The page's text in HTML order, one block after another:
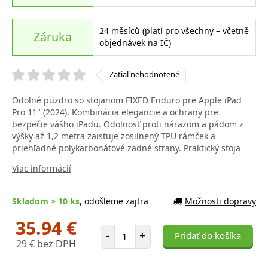
Záruka
24 měsíců (platí pro všechny – včetně
objednávek na IČ)
Zatiaľ nehodnotené
Odolné puzdro so stojanom FIXED Enduro pre Apple iPad
Pro 11" (2024). Kombinácia elegancie a ochrany pre
bezpečie vášho iPadu. Odolnosť proti nárazom a pádom z
výšky až 1,2 metra zaisťuje zosilnený TPU rámček a
priehľadné polykarbonátové zadné strany. Praktický stoja
Viac informácií
Skladom > 10 ks, odošleme zajtra Možnosti dopravy
35.94 €
29 € bez DPH
- Počet položiek
+ Pridať do košíka